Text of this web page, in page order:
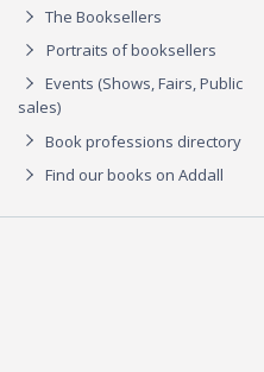
The Booksellers
Portraits of booksellers
Events (Shows, Fairs, Public
sales)
Book professions directory
Find our books on Addall